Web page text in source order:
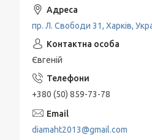
пр. Л. Свободи 31, Харків,
Євгеній
+380 (50) 859-73-78
diamaht2013@gmail.com